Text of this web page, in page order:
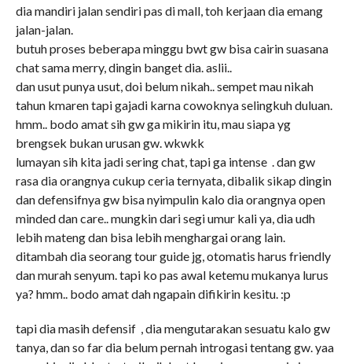
dia mandiri jalan sendiri pas di mall, toh kerjaan dia emang
jalan-jalan.
butuh proses beberapa minggu bwt gw bisa cairin suasana
chat sama merry, dingin banget dia. aslii..
dan usut punya usut, doi belum nikah.. sempet mau nikah
tahun kmaren tapi gajadi karna cowoknya selingkuh duluan.
hmm.. bodo amat sih gw ga mikirin itu, mau siapa yg
brengsek bukan urusan gw. wkwkk
lumayan sih kita jadi sering chat, tapi ga intense . dan gw
rasa dia orangnya cukup ceria ternyata, dibalik sikap dingin
dan defensifnya gw bisa nyimpulin kalo dia orangnya open
minded dan care.. mungkin dari segi umur kali ya, dia udh
lebih mateng dan bisa lebih menghargai orang lain.
ditambah dia seorang tour guide jg, otomatis harus friendly
dan murah senyum. tapi ko pas awal ketemu mukanya lurus
ya? hmm.. bodo amat dah ngapain difikirin kesitu. :p
tapi dia masih defensif , dia mengutarakan sesuatu kalo gw
tanya, dan so far dia belum pernah introgasi tentang gw. yaa